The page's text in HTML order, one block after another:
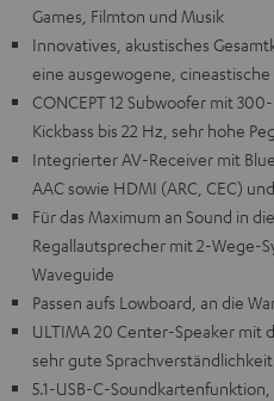
Games, Filmton und Musik
Innovatives, akustisches
eine ausgewogene,
CONCEPT 12 Subwoofer mit
Kickbass bis 22 Hz, sehr hohe
Integrierter AV-Receiver mit
AAC sowie HDMI (ARC, CEC)
Für das Maximum an Sound in
Regallautsprecher mit 2-Wege-
Waveguide
Passen aufs Lowboard, an die
ULTIMA 20 Center-Speaker
sehr gute Sprachverständlichkeit
5.1-USB-C-